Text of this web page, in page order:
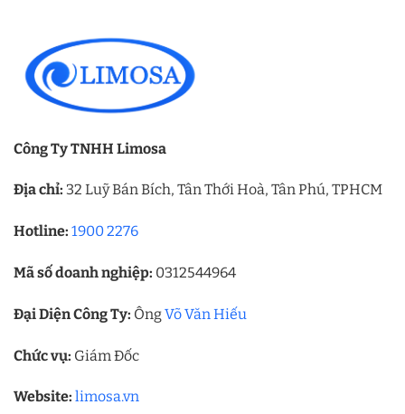
Công Ty TNHH Limosa
Địa chỉ: 32 Luỹ Bán Bích, Tân Thới Hoà, Tân Phú, TPHCM
Hotline: 1900 2276
Mã số doanh nghiệp: 0312544964
Đại Diện Công Ty: ÔngVõ Văn Hiếu
Chức vụ: Giám Đốc
Website: limosa.vn